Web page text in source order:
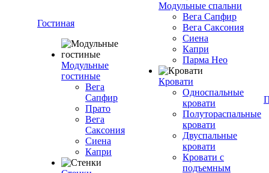
Гостиная
Модульные
гостиные
Вега
Сапфир
Прато
Вега
Саксония
Сиена
Капри
Модульные спальни
Вега Сапфир
Вега Саксония
Сиена
Капри
Парма Нео
Кровати
Односпальные
кровати
Полутораспальные
кровати
Двуспальные
кровати
Кровати с
подъемным